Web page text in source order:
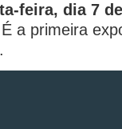
feira, dia 7
a primeira